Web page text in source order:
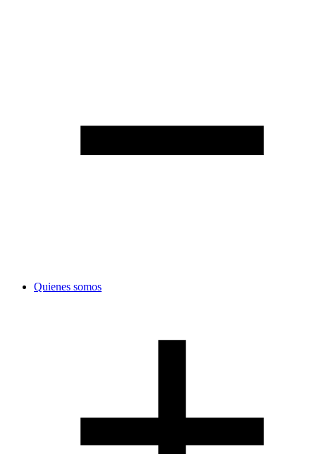
Quienes somos